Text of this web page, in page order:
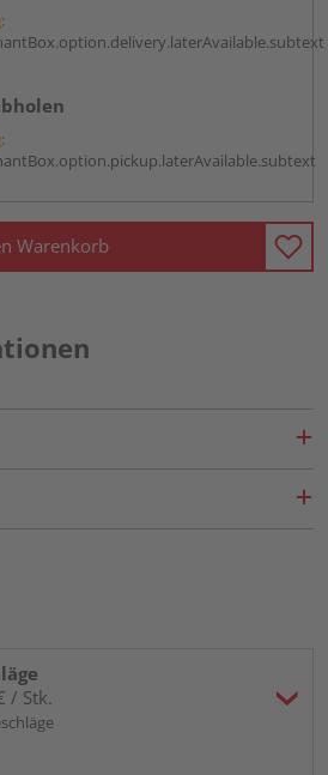
Warenkorb
/ Stk.